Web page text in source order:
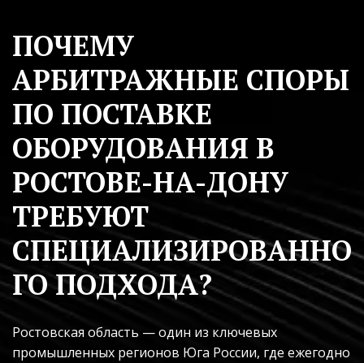
ПОЧЕМУ
АРБИТРАЖНЫЕ СПОРЫ
ПО ПОСТАВКЕ
ОБОРУДОВАНИЯ В
РОСТОВЕ-НА-ДОНУ
ТРЕБУЮТ
СПЕЦИАЛИЗИРОВАННО
ГО ПОДХОДА?
Ростовская область — один из ключевых
промышленных регионов Юга России, где ежегодно